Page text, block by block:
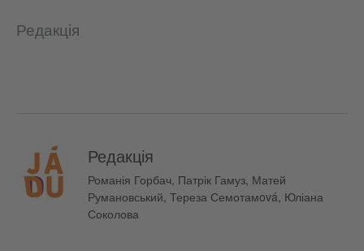
Редакція
Редакція
Романія Горбач, Патрік Гамуз, Матей
Румановський, Тереза Семотамová, Юліана
Соколова